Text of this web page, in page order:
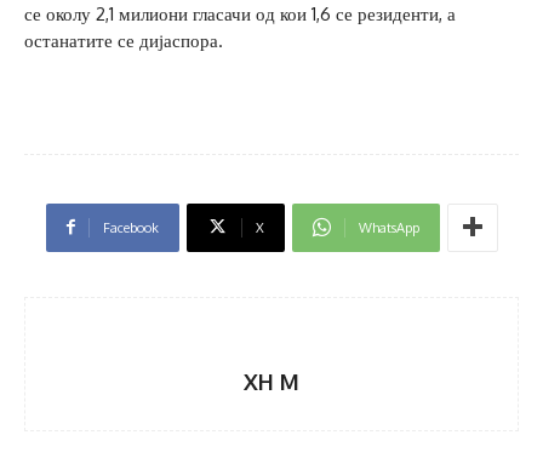
се околу 2,1 милиони гласачи од кои 1,6 се резиденти, а
останатите се дијаспора.
Facebook X WhatsApp
XH M